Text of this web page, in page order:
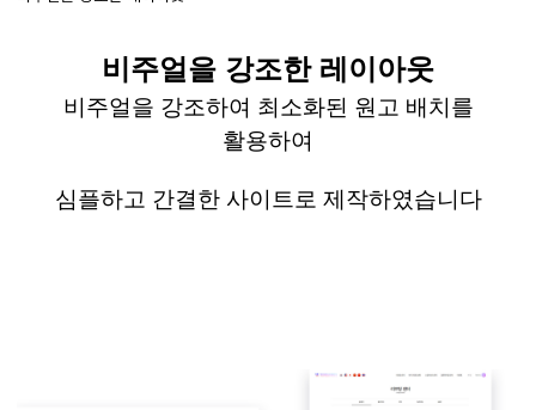
비주얼을 강조한 레이아웃
비주얼을 강조하여 최소화된 원고 배치를
활용하여
심플하고 간결한 사이트로 제작하였습니다